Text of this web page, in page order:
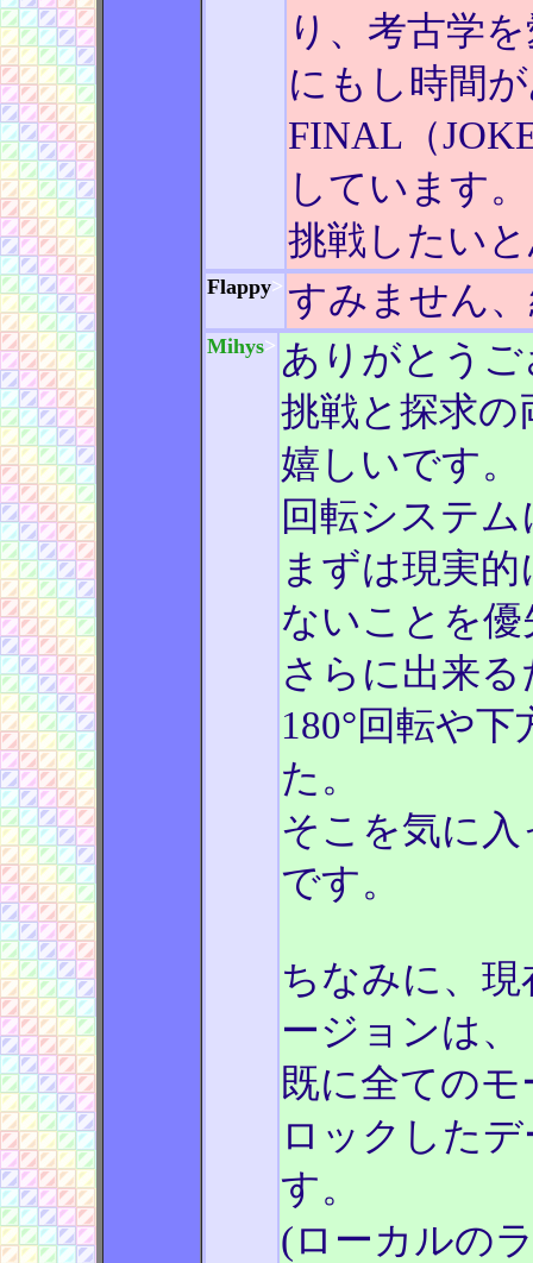
り、考古学
にもし時間
FINAL（
しています
挑戦したい
Flappy> すみません
Mihys> ありがとう
挑戦と探求
嬉しいです。
回転システ
まずは現実
ないことを
さらに出来
180°回転や
た。
そこを気に
です。
ちなみに、
ージョンは、
既に全ての
ロックした
す。
(ローカルの